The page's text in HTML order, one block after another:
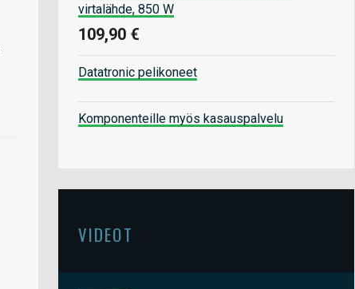
virtalähde, 850 W
109,90 €
Datatronic pelikoneet
Komponenteille myös kasauspalvelu
VIDEOT